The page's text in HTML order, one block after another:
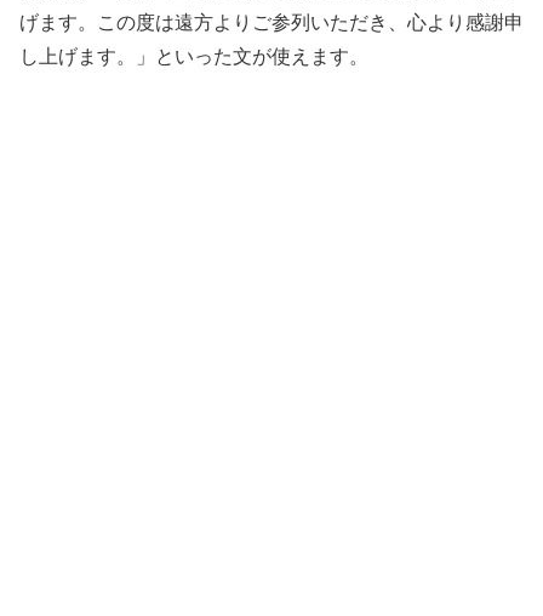
げます。この度は遠方よりご参列いただき、心より感謝申
し上げます。」といった文が使えます。